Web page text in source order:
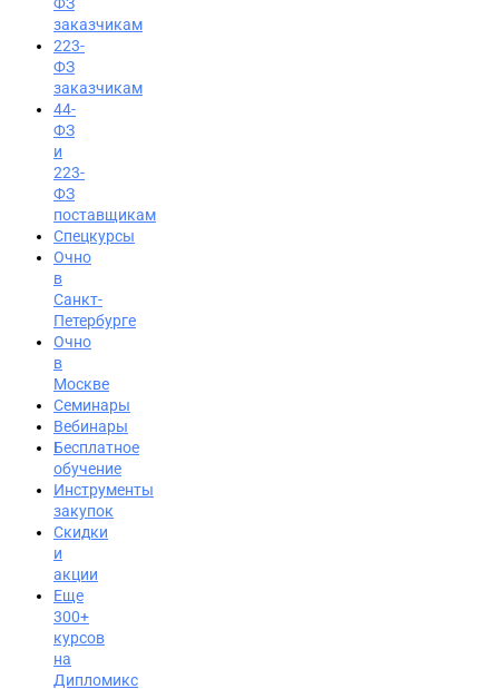
Вход на портал
8 (800) 200-24-26
заказчикам
223-
ФЗ
заказчикам
44-
ФЗ
и
223-
ФЗ
поставщикам
Спецкурсы
Очно
в
Санкт-
Петербурге
Очно
в
Москве
Семинары
Вебинары
Бесплатное
обучение
Инструменты
закупок
Скидки
и
акции
Еще
300+
курсов
на
Дипломикс